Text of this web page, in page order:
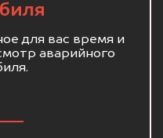
для вас время и
аварийного